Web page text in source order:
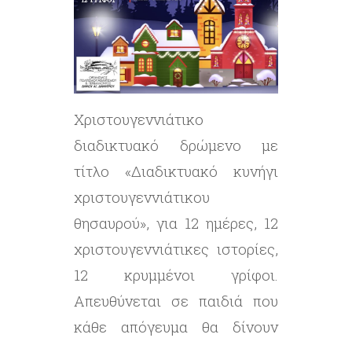
Χριστουγεννιάτικο
διαδικτυακό δρώμενο με
τίτλο «Διαδικτυακό κυνήγι
χριστουγεννιάτικου
θησαυρού», για 12 ημέρες, 12
χριστουγεννιάτικες ιστορίες,
12 κρυμμένοι γρίφοι.
Απευθύνεται σε παιδιά που
κάθε απόγευμα θα δίνουν